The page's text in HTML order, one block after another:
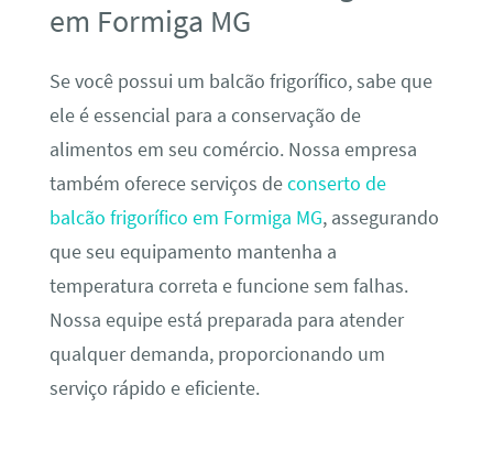
em Formiga MG
Se você possui um balcão frigorífico, sabe que
ele é essencial para a conservação de
alimentos em seu comércio. Nossa empresa
também oferece serviços deconserto de
balcão frigorífico em Formiga MG, assegurando
que seu equipamento mantenha a
temperatura correta e funcione sem falhas.
Nossa equipe está preparada para atender
qualquer demanda, proporcionando um
serviço rápido e eficiente.